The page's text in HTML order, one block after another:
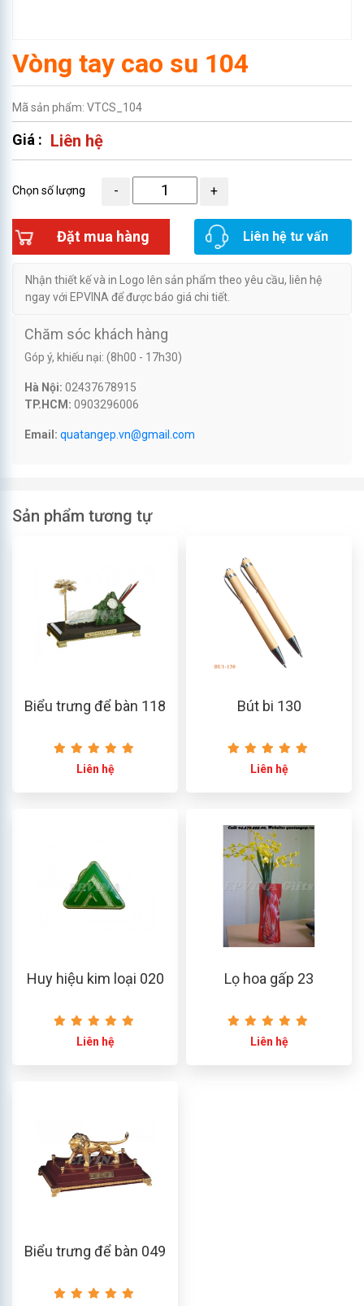
Vòng tay cao su 104
Mã sản phẩm: VTCS_104
Giá : Liên hệ
Chọn số lượng
Đặt mua hàng Liên hệ tư vấn
Nhận thiết kế và in Logo lên sản phẩm theo yêu cầu, liên hệ
ngay với EPVINA để được báo giá chi tiết.
Chăm sóc khách hàng
Góp ý, khiếu nại: (8h00 - 17h30)
Hà Nội: 02437678915
TP.HCM: 0903296006
Email: quatangep.vn@gmail.com
Sản phẩm tương tự
Biểu trưng để bàn 118
Liên hệ
Bút bi 130
Liên hệ
Huy hiệu kim loại 020
Liên hệ
Lọ hoa gấp 23
Liên hệ
Biểu trưng để bàn 049